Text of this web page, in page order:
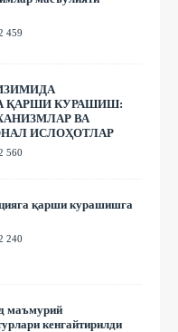
459
ҚАРШИ КУРАШИШ:
ВА
ИСЛОҲОТЛАР
560
қарши курашишга
240
маъмурий
кенгайтирилди